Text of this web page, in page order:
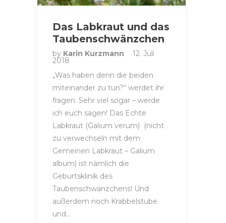
Das Labkraut und das
Taubenschwänzchen
by Karin Kurzmann 12. Juli
2018
„Was haben denn die beiden
miteinander zu tun?“ werdet ihr
fragen. Sehr viel sogar – werde
ich euch sagen! Das Echte
Labkraut (Galium verum) (nicht
zu verwechseln mit dem
Gemeinen Labkraut – Galium
album) ist nämlich die
Geburtsklinik des
Taubenschwänzchens! Und
außerdem noch Krabbelstube
und…